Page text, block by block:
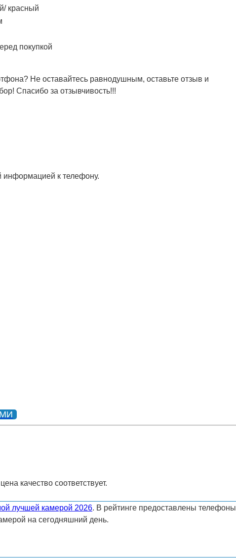
красный
покупкой
Не оставайтесь равнодушным, оставьте отзыв и
Спасибо за отзывчивость!!!
информацией к телефону.
качество соответствует.
лучшей камерой 2026. В рейтинге предоставлены телефоны
на сегодняшний день.